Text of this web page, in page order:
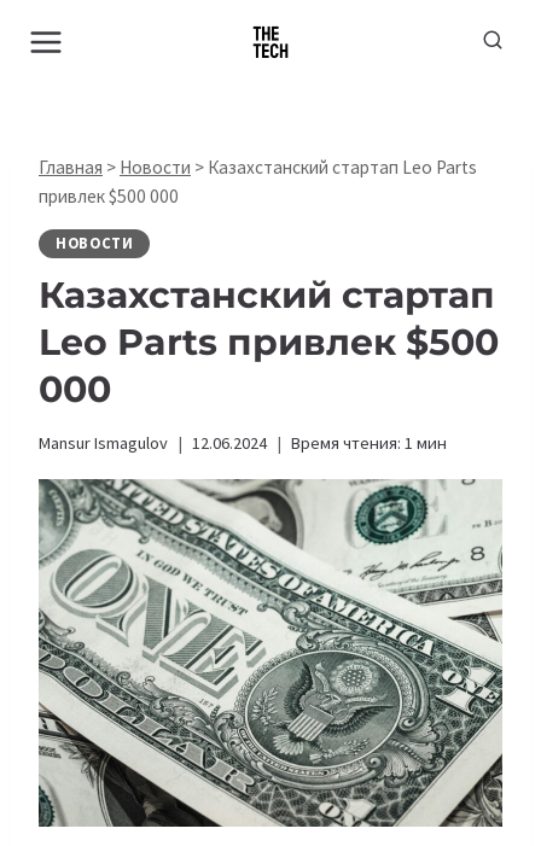
Главная > Новости > Казахстанский стартап Leo Parts
привлек $500 000
НОВОСТИ
Казахстанский стартап
Leo Parts привлек $500
000
Mansur Ismagulov 12.06.2024 Время чтения: 1 мин